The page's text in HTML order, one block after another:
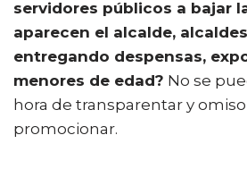
servidores públicos a bajar
aparecen el alcalde,
entregando despensas,
menores de edad? No se
hora de transparentar y
promocionar.